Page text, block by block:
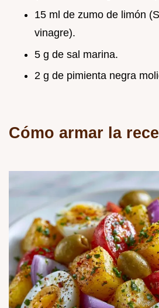
15 ml de zumo de limón
vinagre).
5 g de sal marina.
2 g de pimienta negra
Cómo armar la